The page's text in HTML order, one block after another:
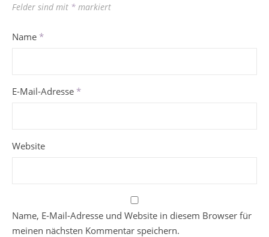
Felder sind mit * markiert
Name *
E-Mail-Adresse *
Website
Name, E-Mail-Adresse und Website in diesem Browser für
meinen nächsten Kommentar speichern.